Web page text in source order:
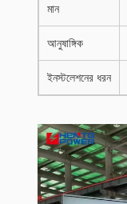
মান
আনুষাঙ্গিক
ইনস্টলেশনের ধরন